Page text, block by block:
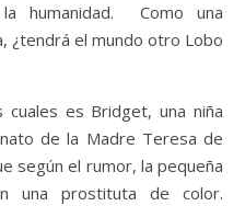
humanidad. Como una
¿tendrá el mundo otro Lobo
es Bridget, una niña
de la Madre Teresa de
según el rumor, la pequeña
una prostituta de color.